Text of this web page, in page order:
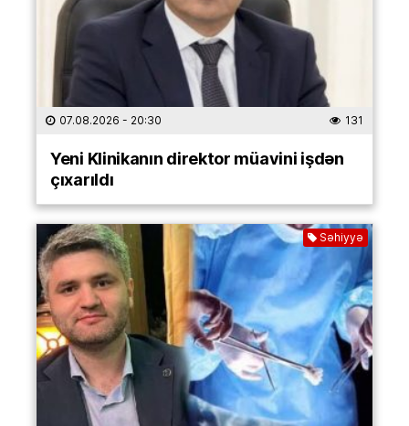
07.08.2026 - 20:30 131
Yeni Klinikanın direktor müavini işdən
çıxarıldı
Səhiyyə